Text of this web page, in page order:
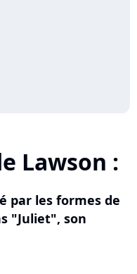
Lawson :
par les formes de
"Juliet", son